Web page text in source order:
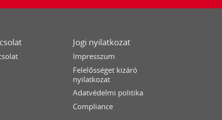
Jogi nyilatkozat
Impresszum
Felelősséget kizáró
nyilatkozat
Adatvédelmi politika
Compliance